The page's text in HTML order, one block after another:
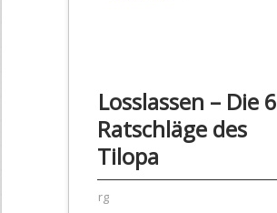
Losslassen – Die 6
Ratschläge des
Tilopa
rg